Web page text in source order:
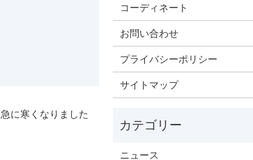
急に寒くなりました
コーディネート
お問い合わせ
プライバシーポリシー
サイトマップ
ニュース